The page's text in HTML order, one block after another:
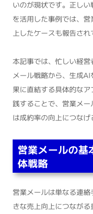
いのが現状です。正し
を活用した事例では、
上したケースも報告され
本記事では、忙しい経
メール戦略から、生成
果に直結する具体的な
践することで、営業メ
は成約率の向上につなげ
営業メールの基
体戦略
営業メールは単なる連
きな売上向上につなが